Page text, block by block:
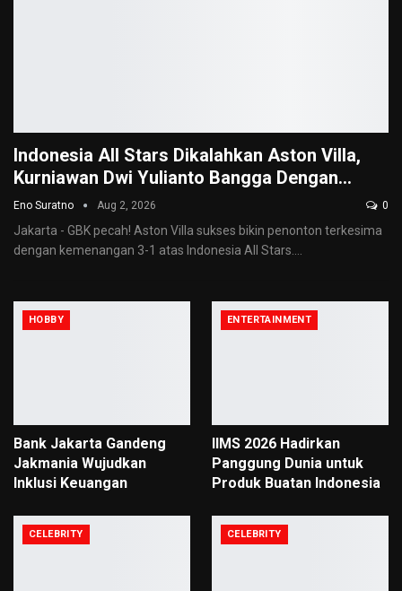
Indonesia All Stars Dikalahkan Aston Villa,
Kurniawan Dwi Yulianto Bangga Dengan…
Eno Suratno Aug 2, 2026 0
Jakarta - GBK pecah! Aston Villa sukses bikin penonton terkesima
dengan kemenangan 3-1 atas Indonesia All Stars.
HOBBY
Bank Jakarta Gandeng
Jakmania Wujudkan
Inklusi Keuangan
ENTERTAINMENT
IIMS 2026 Hadirkan
Panggung Dunia untuk
Produk Buatan Indonesia
CELEBRITY CELEBRITY